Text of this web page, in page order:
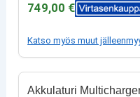
749,00 €
Katso myös muut
Akkulaturi